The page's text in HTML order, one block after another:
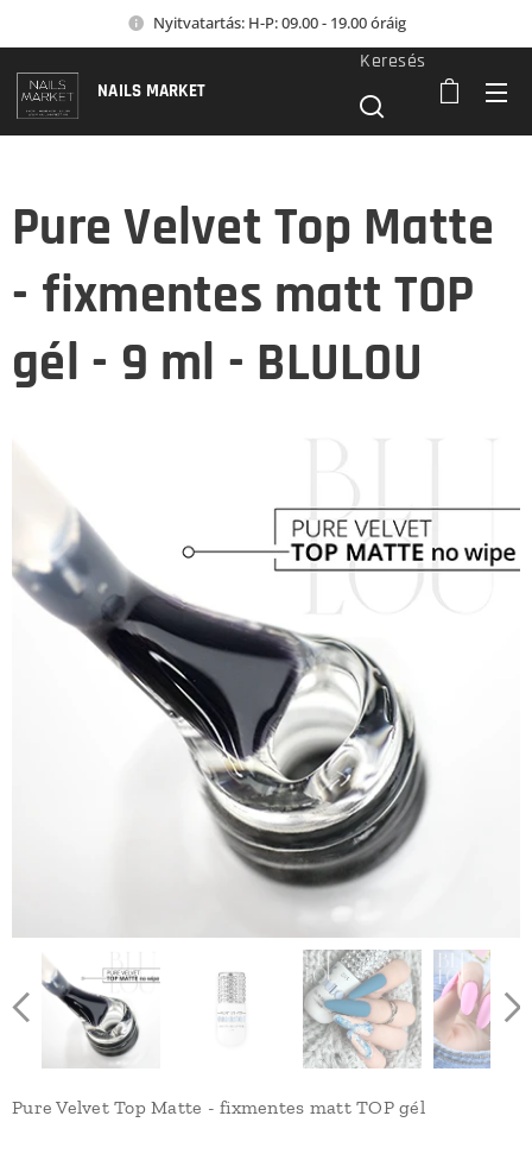
Nyitvatartás: H-P: 09.00 - 19.00 óráig
NAILS MARKET
Keresés
Pure Velvet Top Matte
- fixmentes matt TOP
gél - 9 ml - BLULOU
Pure Velvet Top Matte - fixmentes matt TOP gél